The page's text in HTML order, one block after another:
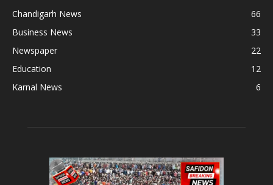
Chandigarh News
66
Business News
33
Newspaper
22
Education
12
Karnal News
6